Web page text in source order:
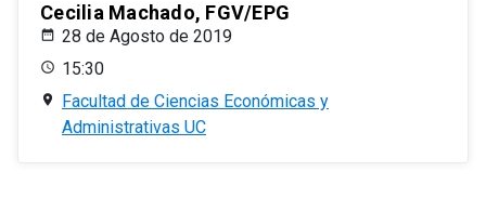
Cecilia Machado, FGV/EPG
28 de Agosto de 2019
15:30
Facultad de Ciencias Económicas y
Administrativas UC